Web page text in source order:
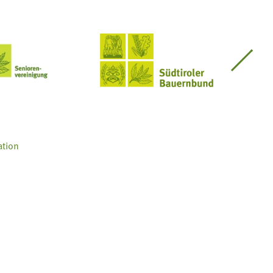
Seniorenvereinigung im SBB Südtiroler Bauernbund